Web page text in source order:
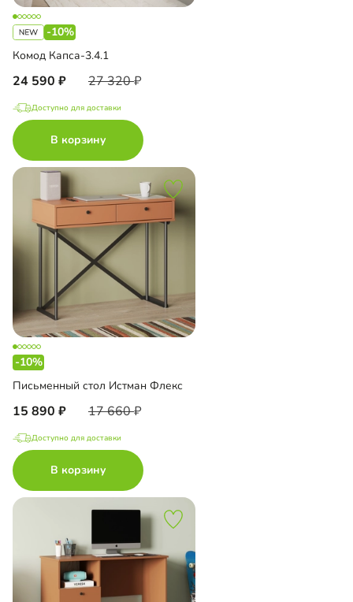
-10%
Комод Капса-3.4.1
24 590 27 320
Доступно для доставки
В корзину
-10%
Письменный стол Истман Флекс
15 890 17 660
Доступно для доставки
В корзину